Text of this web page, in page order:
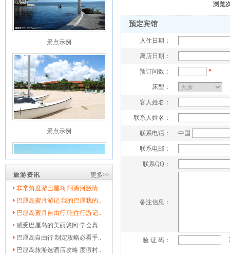
景点示例
旅游资讯
更多>>
非常角度游巴厘岛 阿勇河激情..
巴厘岛蜜月游记 我的巴厘我的..
巴厘岛蜜月自由行 吃住行游记..
感受巴厘岛的美丽悠闲 学会真..
巴厘岛自由行 制定攻略必看手..
巴厘岛旅游选酒店攻略 度假村..
浏览
预定宾馆
入住日期：
离店日期：
预订间数： *
床型：
客人姓名：
联系人姓名：
联系电话： 中国
联系电邮：
联系QQ：
备注信息：
验 证 码：